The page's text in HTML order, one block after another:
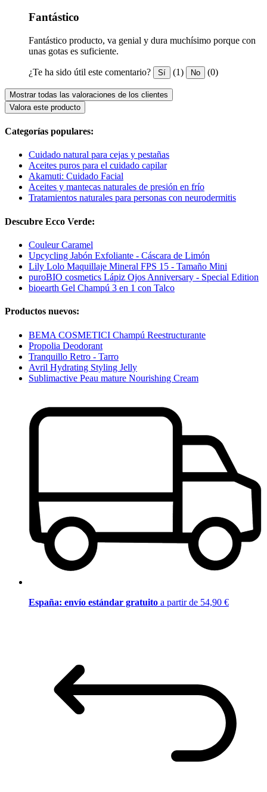
Fantástico
Fantástico producto, va genial y dura muchísimo porque con
unas gotas es suficiente.
¿Te ha sido útil este comentario? Sí (1) No (0)
Mostrar todas las valoraciones de los clientes
Valora este producto
Categorías populares:
Cuidado natural para cejas y pestañas
Aceites puros para el cuidado capilar
Akamuti: Cuidado Facial
Aceites y mantecas naturales de presión en frío
Tratamientos naturales para personas con neurodermitis
Descubre Ecco Verde:
Couleur Caramel
Upcycling Jabón Exfoliante - Cáscara de Limón
Lily Lolo Maquillaje Mineral FPS 15 - Tamaño Mini
puroBIO cosmetics Lápiz Ojos Anniversary - Special Edition
bioearth Gel Champú 3 en 1 con Talco
Productos nuevos:
BEMA COSMETICI Champú Reestructurante
Propolia Deodorant
Tranquillo Retro - Tarro
Avril Hydrating Styling Jelly
Sublimactive Peau mature Nourishing Cream
España: envío estándar gratuito a partir de 54,90 €